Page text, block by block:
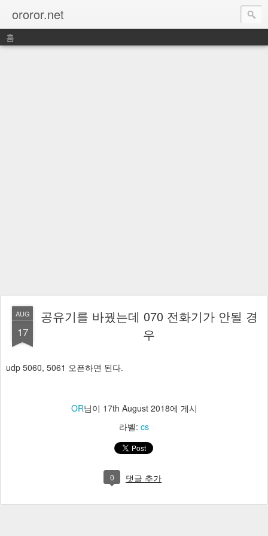
ororor.net
홈
AUG
17
공유기를 바꿨는데 070 전화기가 안될 경
우
udp 5060, 5061 오픈하면 된다.
OR님이 17th August 2018에 게시
라벨: cs
0 댓글 추가